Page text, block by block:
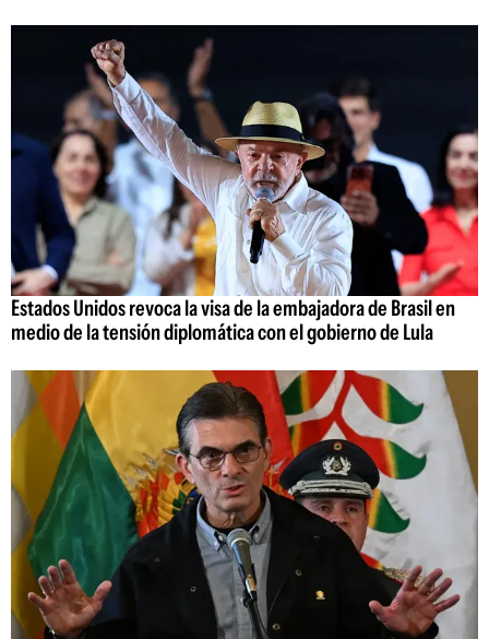
Estados Unidos revoca la visa de la embajadora de Brasil en
medio de la tensión diplomática con el gobierno de Lula